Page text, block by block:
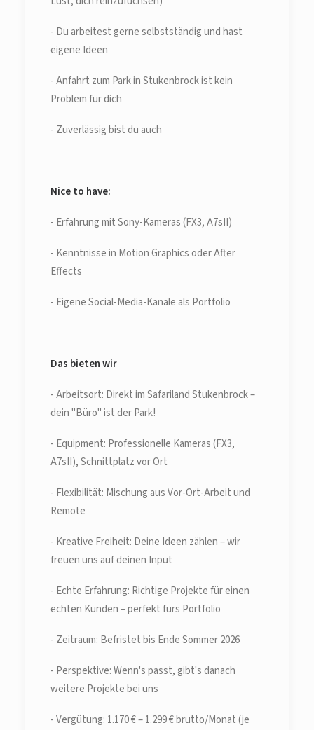
- Du arbeitest gerne selbstständig und hast
eigene Ideen
- Anfahrt zum Park in Stukenbrock ist kein
Problem für dich
- Zuverlässig bist du auch
Nice to have:
- Erfahrung mit Sony-Kameras (FX3, A7sII)
- Kenntnisse in Motion Graphics oder After
Effects
- Eigene Social-Media-Kanäle als Portfolio
Das bieten wir
- Arbeitsort: Direkt im Safariland Stukenbrock –
dein "Büro" ist der Park!
- Equipment: Professionelle Kameras (FX3,
A7sII), Schnittplatz vor Ort
- Flexibilität: Mischung aus Vor-Ort-Arbeit und
Remote
- Kreative Freiheit: Deine Ideen zählen – wir
freuen uns auf deinen Input
- Echte Erfahrung: Richtige Projekte für einen
echten Kunden – perfekt fürs Portfolio
- Zeitraum: Befristet bis Ende Sommer 2026
- Perspektive: Wenn's passt, gibt's danach
weitere Projekte bei uns
- Vergütung: 1.170 € – 1.299 € brutto/Monat (je